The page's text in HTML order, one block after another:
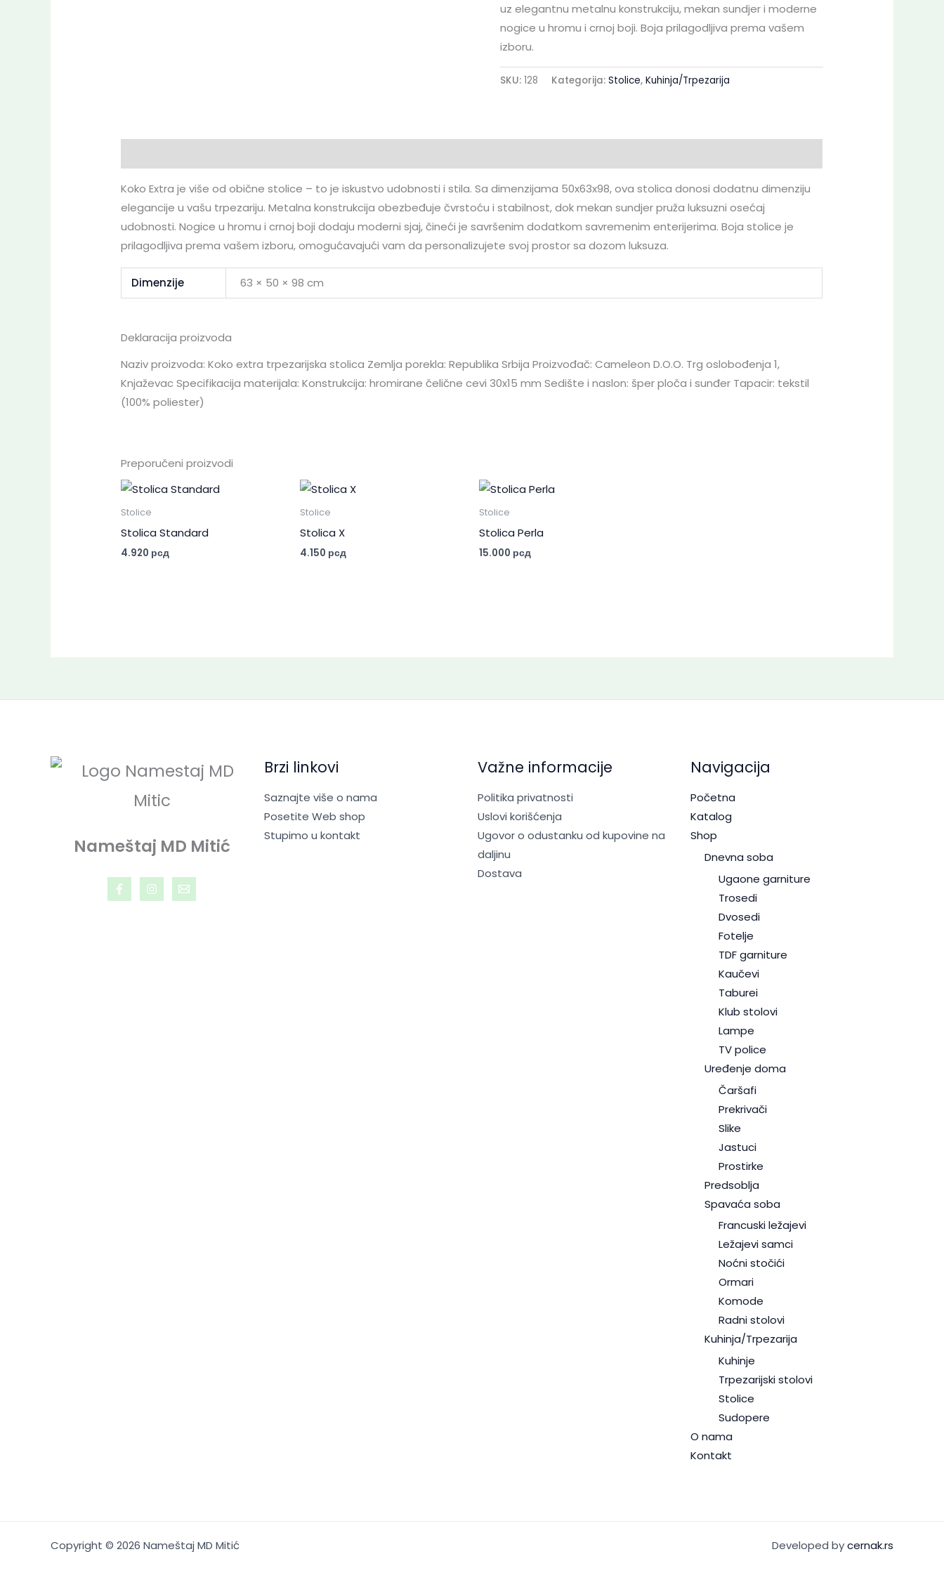
uz elegantnu metalnu konstrukciju, mekan sundjer i moderne
nogice u hromu i crnoj boji. Boja prilagodljiva prema vašem
izboru.
SKU: 128 Kategorija: Stolice, Kuhinja/Trpezarija
Koko Extra je više od obične stolice – to je iskustvo udobnosti i stila. Sa dimenzijama 50x63x98, ova stolica donosi dodatnu dimenziju
elegancije u vašu trpezariju. Metalna konstrukcija obezbeđuje čvrstoću i stabilnost, dok mekan sundjer pruža luksuzni osećaj
udobnosti. Nogice u hromu i crnoj boji dodaju moderni sjaj, čineći je savršenim dodatkom savremenim enterijerima. Boja stolice je
prilagodljiva prema vašem izboru, omogućavajući vam da personalizujete svoj prostor sa dozom luksuza.
Dimenzije 63 × 50 × 98 cm
Deklaracija proizvoda
Naziv proizvoda: Koko extra trpezarijska stolica Zemlja porekla: Republika Srbija Proizvođač: Cameleon D.O.O. Trg oslobođenja 1,
Knjaževac Specifikacija materijala: Konstrukcija: hromirane čelične cevi 30x15 mm Sedište i naslon: šper ploča i sunđer Tapacir: tekstil
(100% poliester)
Preporučeni proizvodi
Stolice
Stolica Standard
4.920 рсд
Stolice
Stolica X
4.150 рсд
Stolice
Stolica Perla
15.000 рсд
Nameštaj MD Mitić
Brzi linkovi
Saznajte više o nama
Posetite Web shop
Stupimo u kontakt
Važne informacije
Politika privatnosti
Uslovi korišćenja
Ugovor o odustanku od kupovine na
daljinu
Dostava
Navigacija
Početna
Katalog
Shop
Dnevna soba
Ugaone garniture
Trosedi
Dvosedi
Fotelje
TDF garniture
Kaučevi
Taburei
Klub stolovi
Lampe
TV police
Uređenje doma
Čaršafi
Prekrivači
Slike
Jastuci
Prostirke
Predsoblja
Spavaća soba
Francuski ležajevi
Ležajevi samci
Noćni stočići
Ormari
Komode
Radni stolovi
Kuhinja/Trpezarija
Kuhinje
Trpezarijski stolovi
Stolice
Sudopere
O nama
Kontakt
Copyright © 2026 Nameštaj MD Mitić Developed bycernak.rs